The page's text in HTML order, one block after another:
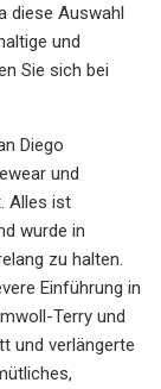
diese Auswahl
und
Sie sich bei
Diego
und
Alles ist
wurde in
zu halten.
Einführung in
Terry und
und verlängerte